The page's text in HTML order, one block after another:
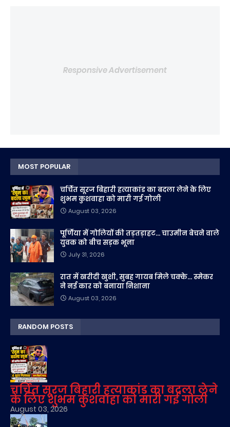
Responsive Advertisement
MOST POPULAR
चर्चित सूरज बिहारी हत्याकांड का बदला लेने के लिए
शुभम कुशवाहा को मारी गई गोली
August 03, 2026
पूर्णिया में गोलियों की तड़तड़ाहट... चाउमीन बेचने वाले
युवक को बीच सड़क भूना
July 31, 2026
रात में खरीदी खुशी, सुबह गायब मिले चक्के... स्मेकर
ने नई कार को बनाया निशाना
August 03, 2026
RANDOM POSTS
चर्चित सूरज बिहारी हत्याकांड का बदला लेने
के लिए शुभम कुशवाहा को मारी गई गोली
August 03, 2026